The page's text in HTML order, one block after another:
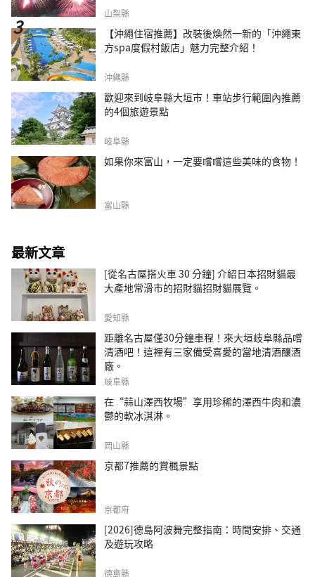
山梨縣
【沖繩住宿推薦】改裝後煥然一新的「沖繩東
方spa度假村飯店」魅力完整介紹！
沖繩縣
歡迎來到岐阜縣大垣市！車站步行範圍內推薦
的4個旅遊景點
岐阜縣
如果你來富山，一定要嚐嚐這些美味的食物！
富山縣
最新文章
[從名古屋搭火車 30 分鐘] 介紹日本招財貓最
大產地常滑市的招財貓招財貓展覽。
愛知縣
距離名古屋僅30分鐘車程！來大垣岐阜縣品嚐
清酒吧！這裡有三家備受喜愛的當地清酒釀酒
廠。
岐阜縣
在“蒜山澤西牧場”享用珍稀的澤西牛肉和濃
鬱的軟冰淇淋。
岡山縣
京都7推薦的賞楓景點
京都府
[2026]德島阿波舞完整指南：時間安排、交通
及遊玩攻略
德島縣